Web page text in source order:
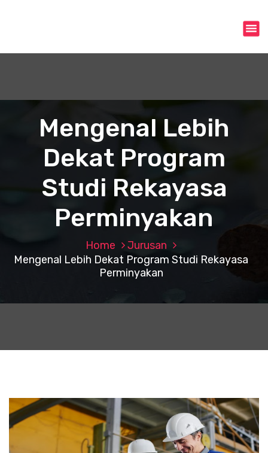
o
Mengenal Lebih
Dekat Program
Studi Rekayasa
Perminyakan
Home
Jurusan
Mengenal Lebih Dekat Program Studi Rekayasa
Perminyakan